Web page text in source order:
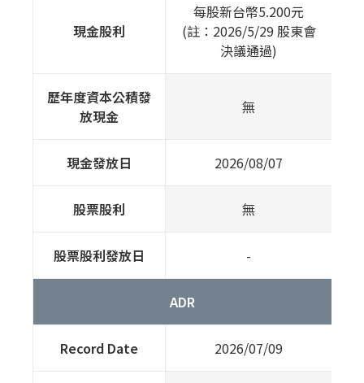
現金股利
每股新台幣5.200元
(註：2026/5/29 股東會
決議通過)
歷年度資本公積發
放現金
無
現金發放日 2026/08/07
股票股利 無
股票股利發放日 -
ADR
Record Date 2026/07/09